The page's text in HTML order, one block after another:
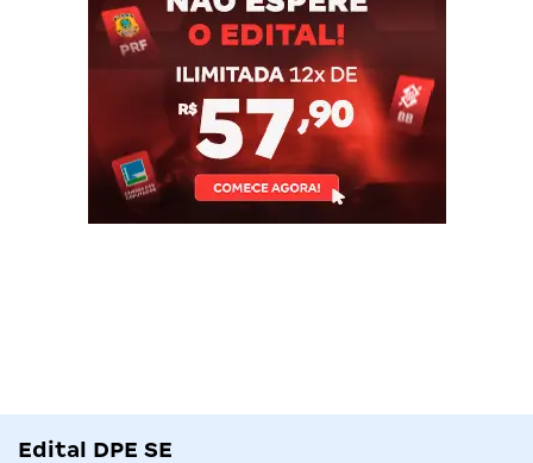
Edital DPE SE